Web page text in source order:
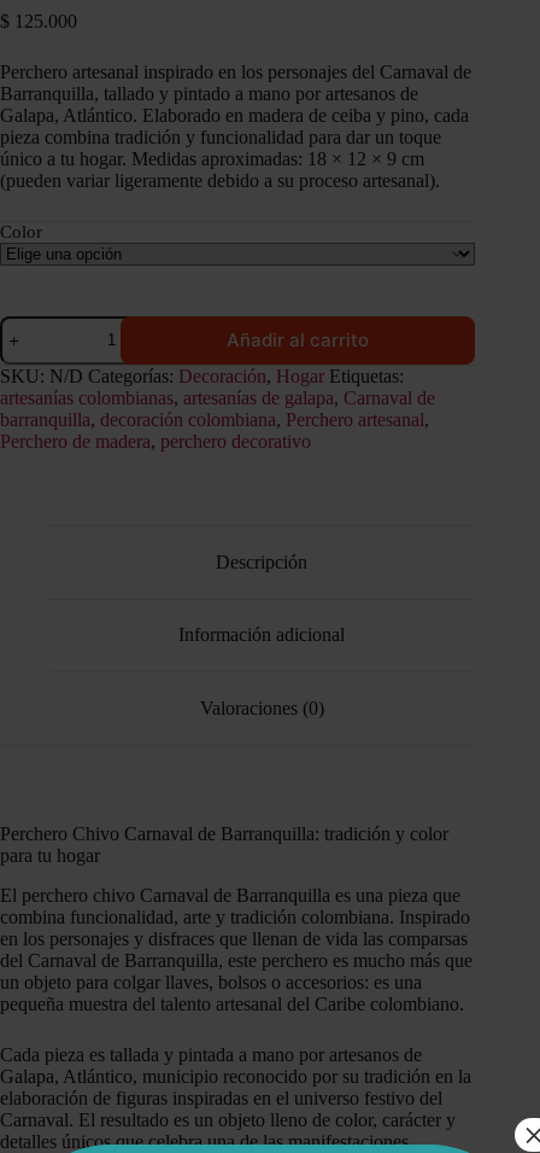
$ 125.000
Perchero artesanal inspirado en los personajes del Carnaval de
Barranquilla, tallado y pintado a mano por artesanos de
Galapa, Atlántico. Elaborado en madera de ceiba y pino, cada
pieza combina tradición y funcionalidad para dar un toque
único a tu hogar. Medidas aproximadas: 18 × 12 × 9 cm
(pueden variar ligeramente debido a su proceso artesanal).
Color
Perchero
artesanal
Chivo
Carnaval
de
Barranquilla
cantidad
Añadir al carrito
SKU: N/D Categorías: Decoración, Hogar Etiquetas:
artesanías colombianas, artesanías de galapa, Carnaval de
barranquilla, decoración colombiana, Perchero artesanal,
Perchero de madera, perchero decorativo
Descripción
Información adicional
Valoraciones (0)
Perchero Chivo Carnaval de Barranquilla: tradición y color
para tu hogar
El perchero chivo Carnaval de Barranquilla es una pieza que
combina funcionalidad, arte y tradición colombiana. Inspirado
en los personajes y disfraces que llenan de vida las comparsas
del Carnaval de Barranquilla, este perchero es mucho más que
un objeto para colgar llaves, bolsos o accesorios: es una
pequeña muestra del talento artesanal del Caribe colombiano.
Cada pieza es tallada y pintada a mano por artesanos de
Galapa, Atlántico, municipio reconocido por su tradición en la
elaboración de figuras inspiradas en el universo festivo del
Carnaval. El resultado es un objeto lleno de color, carácter y
detalles únicos que celebra una de las manifestaciones